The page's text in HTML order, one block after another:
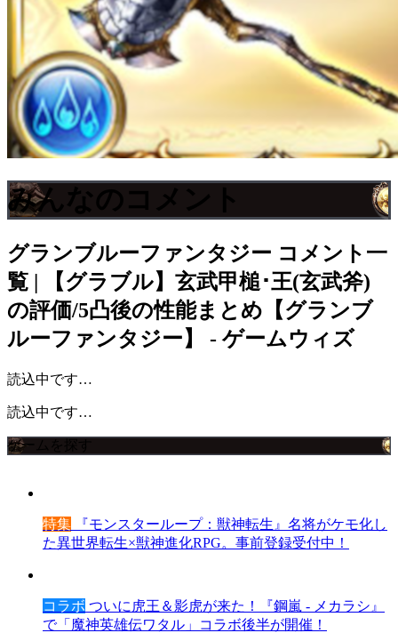
みんなのコメント
グランブルーファンタジー コメント一
覧 | 【グラブル】玄武甲槌･王(玄武斧)
の評価/5凸後の性能まとめ【グランブ
ルーファンタジー】 - ゲームウィズ
読込中です…
読込中です…
ゲームを探す
特集 『モンスターループ：獣神転生』名将がケモ化し
た異世界転生×獣神進化RPG。事前登録受付中！
コラボ ついに虎王＆影虎が来た！『鋼嵐 - メカラシ』
で「魔神英雄伝ワタル」コラボ後半が開催！